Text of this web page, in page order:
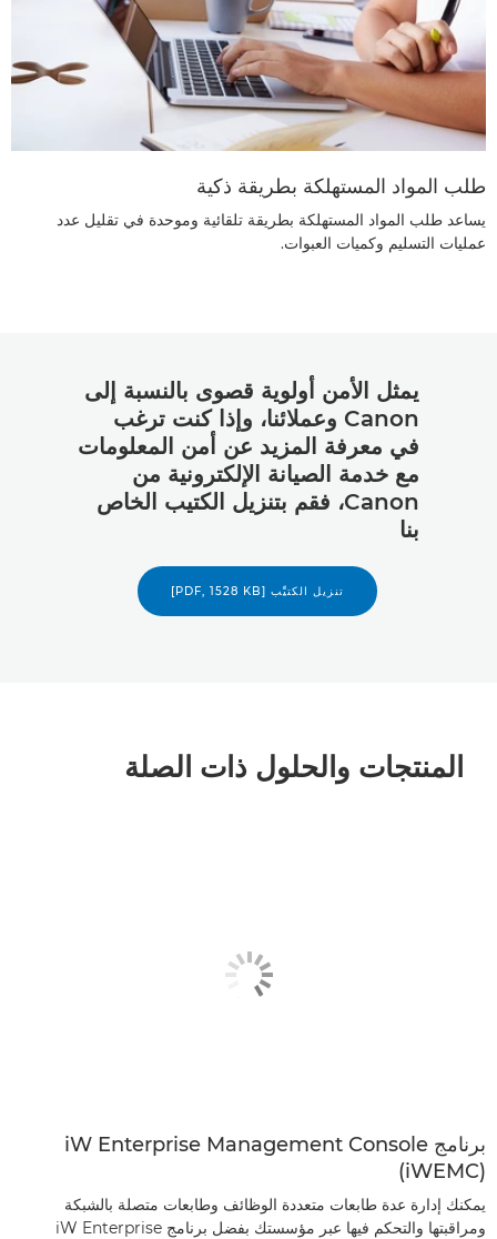
طلب المواد المستهلكة بطريقة ذكية
يساعد طلب المواد المستهلكة بطريقة تلقائية وموحدة في تقليل عدد
عمليات التسليم وكميات العبوات.
يمثل الأمن أولوية قصوى بالنسبة إلى
Canon وعملائنا، وإذا كنت ترغب
في معرفة المزيد عن أمن المعلومات
مع خدمة الصيانة الإلكترونية من
Canon، فقم بتنزيل الكتيب الخاص
بنا
تنزيل الكتيِّب [PDF, 1528 KB]
المنتجات والحلول ذات الصلة
(iWEMC)
يمكنك إدارة عدة طابعات متعددة الوظائف وطابعات متصلة بالشبكة
ومراقبتها والتحكم فيها عبر مؤسستك بفضل برنامج iW Enterprise